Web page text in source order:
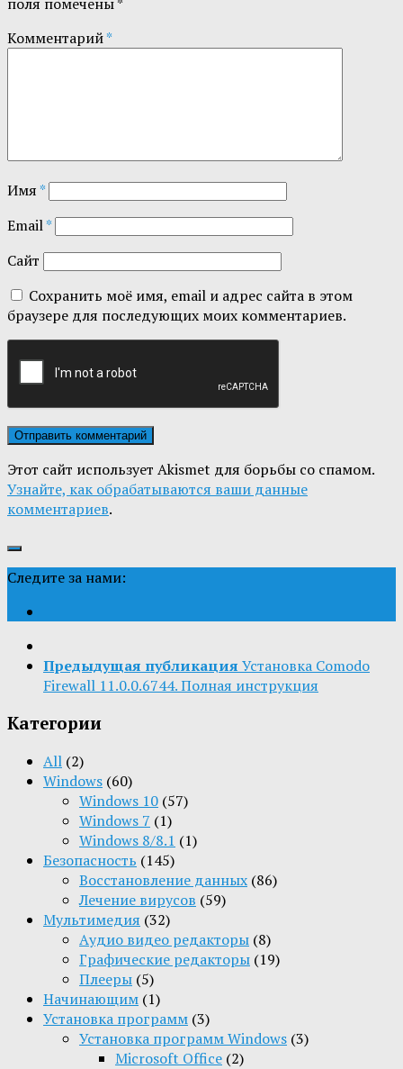
Комментарий*
Имя*
Email*
Сайт
Сохранить моё имя, email и адрес сайта в этом
браузере для последующих моих комментариев.
Этот сайт использует Akismet для борьбы со спамом.
Узнайте, как обрабатываются ваши данные
комментариев.
Следите за нами:
Предыдущая публикация Установка Comodo
Firewall 11.0.0.6744. Полная инструкция
Категории
All (2)
Windows (60)
Windows 10 (57)
Windows 7 (1)
Windows 8/8.1 (1)
Безопасность (145)
Восстановление данных (86)
Лечение вирусов (59)
Мультимедия (32)
Aудио видео редакторы (8)
Графические редакторы (19)
Плееры (5)
Начинающим (1)
Установка программ (3)
Установка программ Windows (3)
Microsoft Office (2)